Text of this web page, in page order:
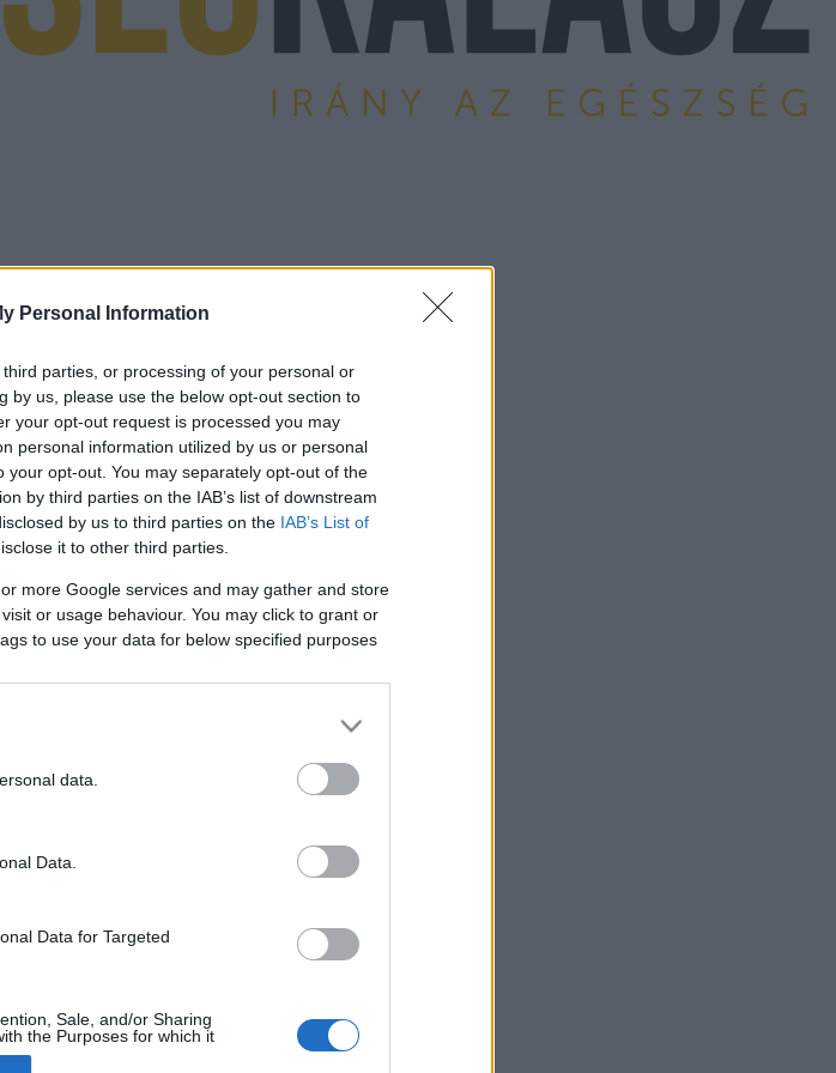
Personal Information
parties, or processing of your personal or
by us, please use the below opt-out section to
your opt-out request is processed you may
personal information utilized by us or personal
opt-out. You may separately opt-out of the
by third parties on the IAB’s list of downstream
by us to third parties on the IAB’s List of
it to other third parties.
more Google services and may gather and store
or usage behaviour. You may click to grant or
to use your data for below specified purposes
data.
Data.
Data for Targeted
Sale, and/or Sharing
the Purposes for which it